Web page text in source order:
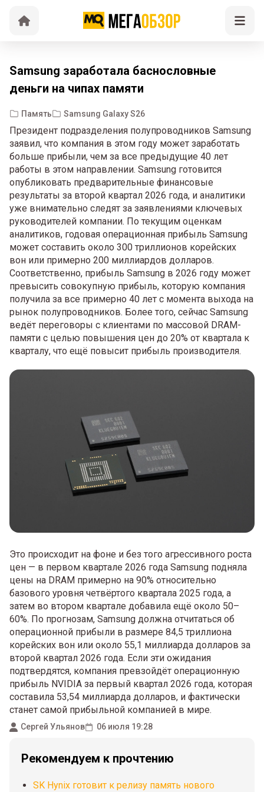
Samsung заработала баснословные
деньги на чипах памяти
Память Samsung Galaxy S26
Президент подразделения полупроводников Samsung
заявил, что компания в этом году может заработать
больше прибыли, чем за все предыдущие 40 лет
работы в этом направлении. Samsung готовится
опубликовать предварительные финансовые
результаты за второй квартал 2026 года, и аналитики
уже внимательно следят за заявлениями ключевых
руководителей компании. По текущим оценкам
аналитиков, годовая операционная прибыль Samsung
может составить около 300 триллионов корейских
вон или примерно 200 миллиардов долларов.
Соответственно, прибыль Samsung в 2026 году может
превысить совокупную прибыль, которую компания
получила за все примерно 40 лет с момента выхода на
рынок полупроводников. Более того, сейчас Samsung
ведёт переговоры с клиентами по массовой DRAM-
памяти с целью повышения цен до 20% от квартала к
кварталу, что ещё повысит прибыль производителя.
Это происходит на фоне и без того агрессивного роста
цен — в первом квартале 2026 года Samsung подняла
цены на DRAM примерно на 90% относительно
базового уровня четвёртого квартала 2025 года, а
затем во втором квартале добавила ещё около 50–
60%. По прогнозам, Samsung должна отчитаться об
операционной прибыли в размере 84,5 триллиона
корейских вон или около 55,1 миллиарда долларов за
второй квартал 2026 года. Если эти ожидания
подтвердятся, компания превзойдёт операционную
прибыль NVIDIA за первый квартал 2026 года, которая
составила 53,54 миллиарда долларов, и фактически
станет самой прибыльной компанией в мире.
Сергей Ульянов 06 июля 19:28
Рекомендуем к прочтению
SK Hynix готовит к релизу память нового